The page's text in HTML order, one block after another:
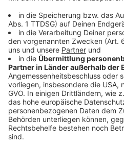
dann begegnet man sich auf
das ist ein Gewinn für alle -
als Gesellschaft."
Solltet ihr Interesse daran
ukrainische Flüchtlinge
Link klickenund eure
Organisatoren bitten, dies
zu tun.
Anzeige